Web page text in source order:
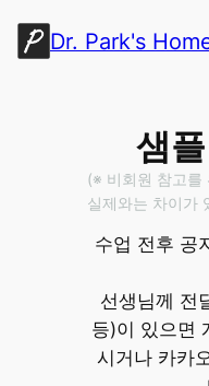
콘
텐
Dr. Park's
샘
(※ 비회원 참고를
실제와는 차이가
수업 전후 공
선생님께 전
등)이 있으면
시거나 카카